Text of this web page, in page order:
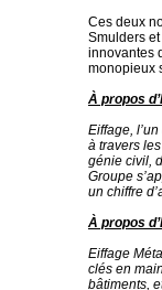
Ces deux
Smulders
innovantes
monopieux
À propos
Eiffage,
à travers
génie civil,
Groupe
un chiffre
À propos
Eiffage
clés en
bâtiments,